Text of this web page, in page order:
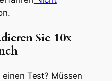
Sie 10x
Test? Müssen